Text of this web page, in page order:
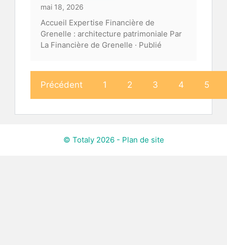
mai 18, 2026
Accueil Expertise Financière de
Grenelle : architecture patrimoniale Par
La Financière de Grenelle · Publié
Précédent 1 2 3 4 5
© Totaly 2026 - Plan de site